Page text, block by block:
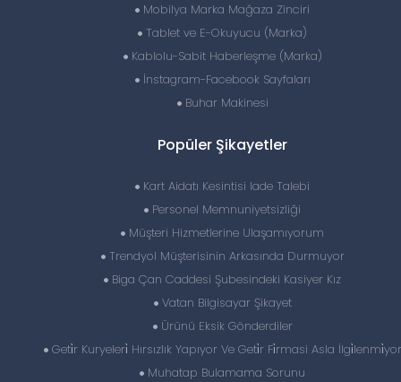
Mobilya Marka Mağaza Zinciri
Tablet ve E-Okuyucu (Marka)
Kablolu-Sabit Haberleşme (Marka)
İnstagram-Facebook Sayfaları
Buhar Makinesi
Popüler Şikayetler
Kart Aidatı Kesintisi Iade Talebi
Personel Memnuniyetsizliği
Müşteri Hizmetlerine Ulaşamıyorum
Trendyol Müşterisinin Arkasında Durmuyor
Biga Çan Caddesi Şubesindeki Kasiyer Kız
Vatan Bilgisayar Şikayet
Ürünü Eksik Gönderdiler
Geti̇r Kuryeleri̇ Hırsızlık Yapıyor Ve Geti̇r Fi̇rmasi Asla İlgi̇lenmi̇yor
Muhatap Bulamama Sorunu